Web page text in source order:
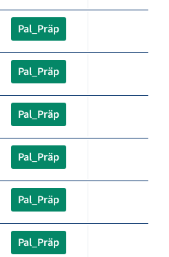
Pal_Präp
Pal_Präp
Pal_Präp
Pal_Präp
Pal_Präp
Pal_Präp